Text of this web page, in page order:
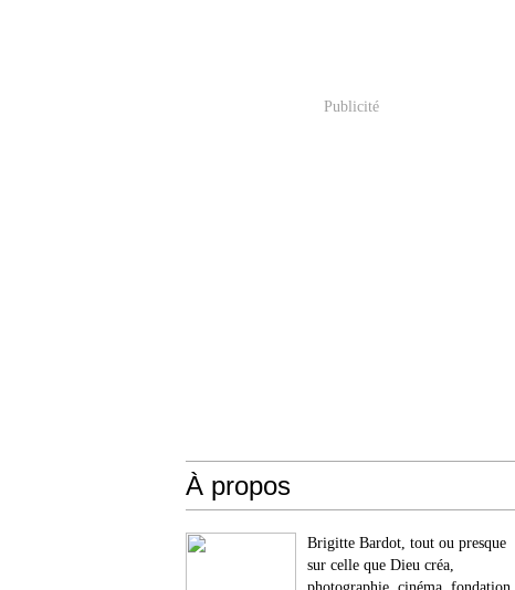
Publicité
À propos
Brigitte Bardot, tout ou presque
sur celle que Dieu créa,